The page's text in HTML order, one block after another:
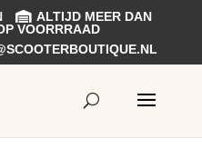
ALTIJD MEER DAN
VOORRRAAD